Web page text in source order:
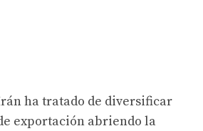
ha tratado de diversificar
exportación abriendo la